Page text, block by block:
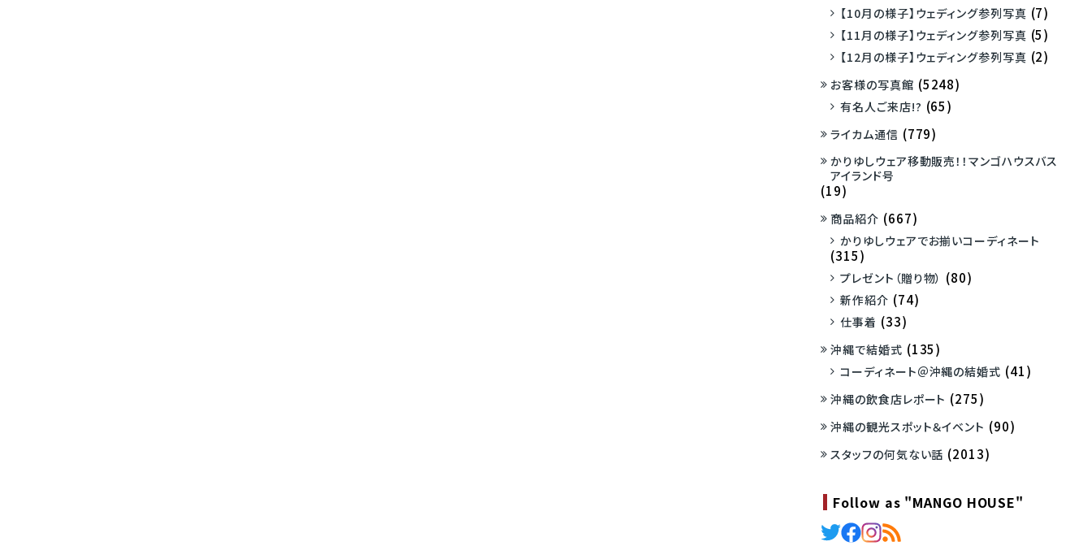
【10月の様子】ウェディング参列写真 (7)
【11月の様子】ウェディング参列写真 (5)
【12月の様子】ウェディング参列写真 (2)
お客様の写真館 (5248)
有名人ご来店!? (65)
ライカム通信 (779)
かりゆしウェア移動販売！！マンゴハウスバス
アイランド号
(19)
商品紹介 (667)
かりゆしウェアでお揃いコーディネート
(315)
プレゼント（贈り物） (80)
新作紹介 (74)
仕事着 (33)
沖縄で結婚式 (135)
コーディネート＠沖縄の結婚式 (41)
沖縄の飲食店レポート (275)
沖縄の観光スポット＆イベント (90)
スタッフの何気ない話 (2013)
Follow as "MANGO HOUSE"